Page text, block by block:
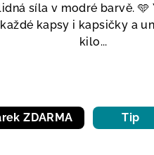
síla v modré barvě. 🩵
kapsy i kapsičky a
kilo...
ZDARMA Tip